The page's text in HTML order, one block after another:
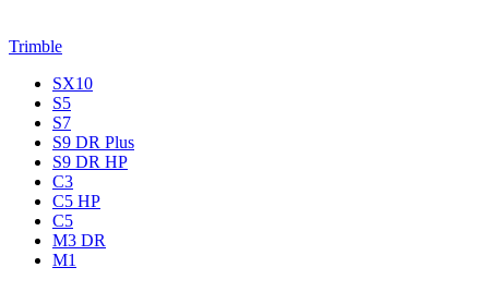
Trimble
SX10
S5
S7
S9 DR Plus
S9 DR HP
C3
С5 НР
C5
M3 DR
M1